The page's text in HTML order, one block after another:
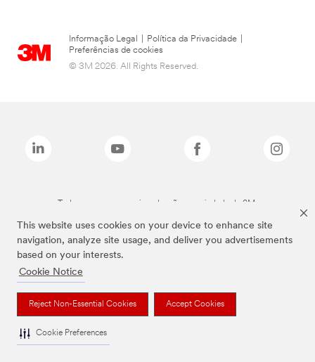
This website uses cookies on your device to enhance site
navigation, analyze site usage, and deliver you advertisements
based on your interests.
Cookie Notice
Reject Non-Essential Cookies Accept Cookies
Cookie Preferences
Informação Legal Política da Privacidade
Preferências de cookies
© 3M 2026. All Rights Reserved.
Todas as marcas mencionadas são propriedade da 3M.